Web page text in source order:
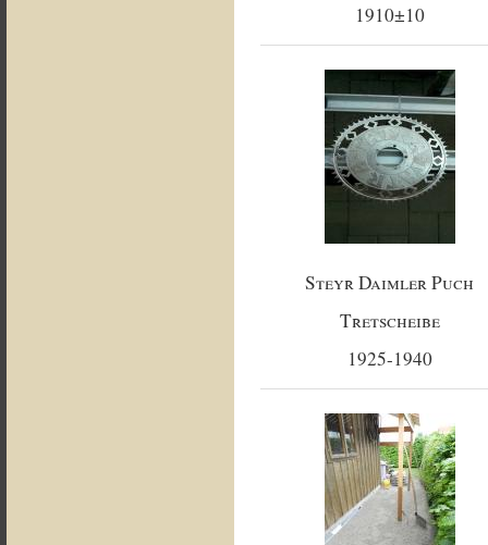
1910±10
Steyr Daimler Puch
Tretscheibe
1925-1940